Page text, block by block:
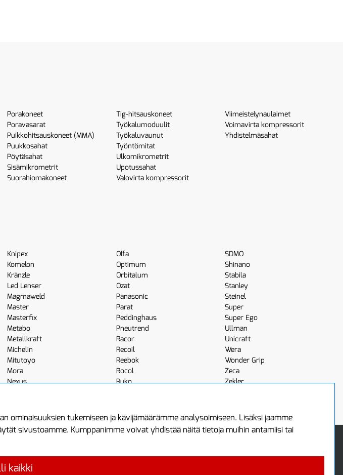
Porakoneet
Poravasarat
Puikkohitsauskoneet (MMA)
Puukkosahat
Pöytäsahat
Sisämikrometrit
Suorahiomakoneet
Tig-hitsauskoneet
Työkalumoduulit
Työkaluvaunut
Työntömitat
Ulkomikrometrit
Upotussahat
Valovirta kompressorit
Viimeistelynaulaimet
Voimavirta kompressorit
Yhdistelmäsahat
Knipex
Komelon
Kränzle
Led Lenser
Magmaweld
Master
Masterfix
Metabo
Metallkraft
Michelin
Mitutoyo
Mora
Nexus
Olfa
Optimum
Orbitalum
Ozat
Panasonic
Parat
Peddinghaus
Pneutrend
Racor
Recoil
Reebok
Rocol
Ruko
SDMO
Shinano
Stabila
Stanley
Steinel
Super
Super Ego
Ullman
Unicraft
Wera
Wonder Grip
Zeca
Zekler
Protools Oy
Tuottajankatu 13
Uutiskirje
Tilaa maksuton uutiskirjeemme
ominaisuuksien tukemiseen ja kävijämäärämme analysoimiseen. Lisäksi jaamme
sivustoamme. Kumppanimme voivat yhdistää näitä tietoja muihin antamiisi tai
kaikki